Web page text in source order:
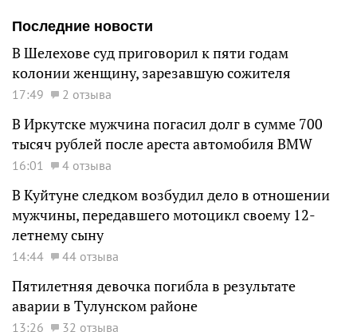
Последние новости
В Шелехове суд приговорил к пяти годам
колонии женщину, зарезавшую сожителя
17:49 2 отзыва
В Иркутске мужчина погасил долг в сумме 700
тысяч рублей после ареста автомобиля BMW
16:01 4 отзыва
В Куйтуне следком возбудил дело в отношении
мужчины, передавшего мотоцикл своему 12-
летнему сыну
14:44 44 отзыва
Пятилетняя девочка погибла в результате
аварии в Тулунском районе
13:26
32 отзыва